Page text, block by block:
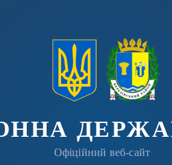
Офіційний веб-сайт